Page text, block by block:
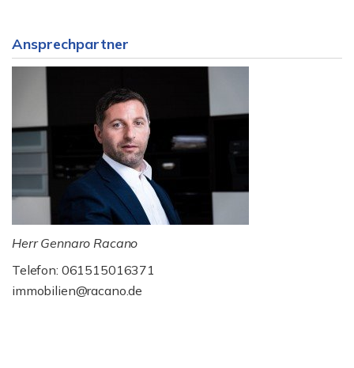
Ansprechpartner
Herr Gennaro Racano
Telefon: 061515016371
immobilien@racano.de